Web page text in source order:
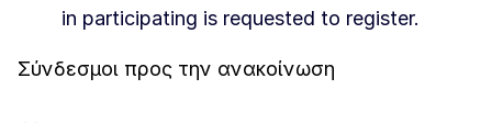
in participating is requested to register.
Σύνδεσμοι προς την ανακοίνωση